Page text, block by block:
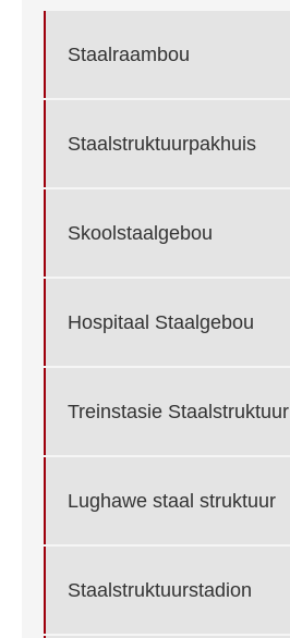
Staalraambou
Staalstruktuurpakhuis
Skoolstaalgebou
Hospitaal Staalgebou
Treinstasie Staalstruktuur
Lughawe staal struktuur
Staalstruktuurstadion